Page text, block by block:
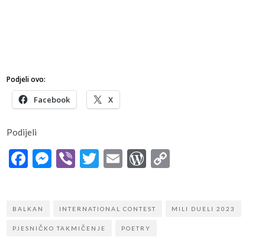
Podjeli ovo:
Facebook X
Podijeli
Facebook
Messenger
ViberTwitter
EmailWordPress
BALKAN INTERNATIONAL CONTEST MILI DUELI 2023
PJESNIČKO TAKMIČENJE POETRY